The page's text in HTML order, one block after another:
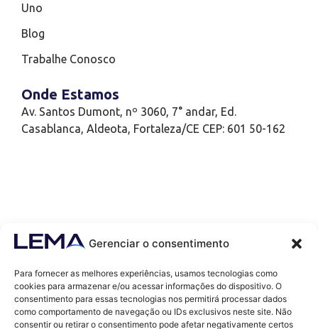
Gerenciar o consentimento
Para fornecer as melhores experiências, usamos tecnologias como
cookies para armazenar e/ou acessar informações do dispositivo. O
consentimento para essas tecnologias nos permitirá processar dados
como comportamento de navegação ou IDs exclusivos neste site. Não
consentir ou retirar o consentimento pode afetar negativamente certos
Uno
Blog
Trabalhe Conosco
Onde Estamos
Av. Santos Dumont, nº 3060, 7° andar, Ed.
Casablanca, Aldeota, Fortaleza/CE CEP: 601 50-162
Contatos